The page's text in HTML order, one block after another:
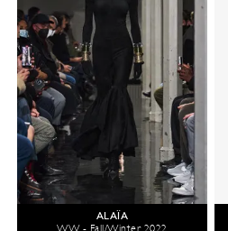
ALAÏA
WW - Fall/Winter 2022